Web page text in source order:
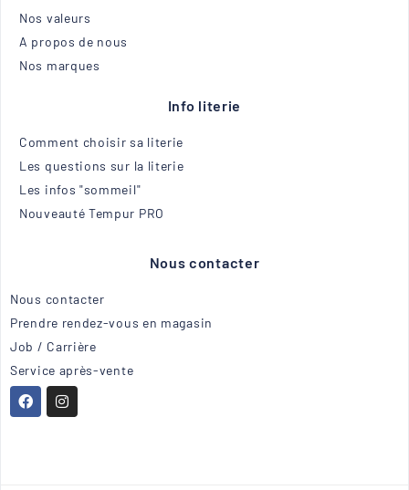
Nos valeurs
A propos de nous
Nos marques
Info literie
Comment choisir sa literie
Les questions sur la literie
Les infos "sommeil"
Nouveauté Tempur PRO
Nous contacter
Nous contacter
Prendre rendez-vous en magasin
Job / Carrière
Service après-vente